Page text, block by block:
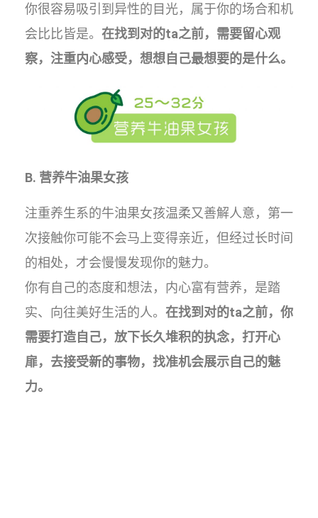
你很容易吸引到异性的目光，属于你的场合和机
会比比皆是。 在找到对的ta之前，需要留心观
察，注重内心感受，想想自己最想要的是什么。
B. 营养牛油果女孩
注重养生系的牛油果女孩温柔又善解人意，第一
次接触你可能不会马上变得亲近，但经过长时间
的相处，才会慢慢发现你的魅力。
你有自己的态度和想法，内心富有营养，是踏
实、向往美好生活的人。 在找到对的ta之前，你
需要打造自己，放下长久堆积的执念，打开心
扉，去接受新的事物，找准机会展示自己的魅
力。